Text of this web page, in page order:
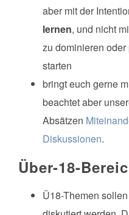
aber mit der
lernen, und nicht
zu dominieren
starten
bringt euch gerne
beachtet aber
Absätzen
Diskussionen.
Über-18-
Ü18-Themen